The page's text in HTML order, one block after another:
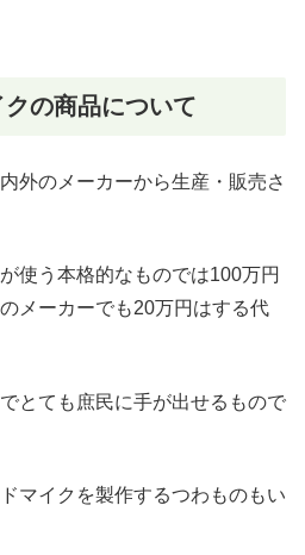
の商品について
外のメーカーから生産・販売さ
使う本格的なものでは100万円
メーカーでも20万円はする代
とても庶民に手が出せるもので
マイクを製作するつわものもい